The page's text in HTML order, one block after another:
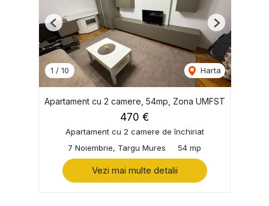
1 / 10 Harta
Previous Next
Apartament cu 2 camere, 54mp, Zona UMFST
470 €
Apartament cu 2 camere de închiriat
7 Noiembrie, Targu Mures
54 mp
Vezi mai multe detalii